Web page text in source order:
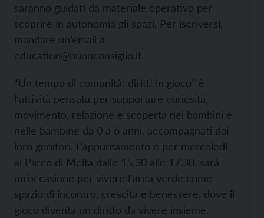
saranno guidati da materiale operativo per
scoprire in autonomia gli spazi. Per iscriversi,
mandare un’email a
education@buonconsiglio.it.
“Un tempo di comunità: diritti in gioco” è
l’attività pensata per supportare curiosità,
movimento, relazione e scoperta nei bambini e
nelle bambine da 0 a 6 anni, accompagnati dai
loro genitori. L’appuntamento è per mercoledì
al Parco di Melta dalle 15.30 alle 17.30, sarà
un’occasione per vivere l’area verde come
spazio di incontro, crescita e benessere, dove il
gioco diventa un diritto da vivere insieme.